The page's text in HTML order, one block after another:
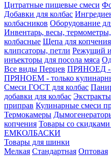
Цитратные пищевые смеси
Добавки для колбас
колбасников Оборудование
Инвентарь, весы,
колбасные Щепа для копчения
клипсаторы, петли Режущий
инъекторы для посола мяса
Все виды Перцев ПРЯНОЕД -
ПРЯНОЕМ - только
Смеси ГОСТ для колбас
добавки для колбас
приправ Кулинарные смеси
Термокамеры
копчения Товары со скидками
ЕМКОЛБАСКИ
Товары для шинки
Мелкая Стандартная Оптовая